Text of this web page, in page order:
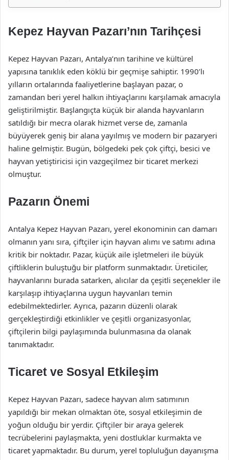
Kepez Hayvan Pazarı’nın Tarihçesi
Kepez Hayvan Pazarı, Antalya’nın tarihine ve kültürel
yapısına tanıklık eden köklü bir geçmişe sahiptir. 1990’lı
yılların ortalarında faaliyetlerine başlayan pazar, o
zamandan beri yerel halkın ihtiyaçlarını karşılamak amacıyla
geliştirilmiştir. Başlangıçta küçük bir alanda hayvanların
satıldığı bir mecra olarak hizmet verse de, zamanla
büyüyerek geniş bir alana yayılmış ve modern bir pazaryeri
haline gelmiştir. Bugün, bölgedeki pek çok çiftçi, besici ve
hayvan yetiştiricisi için vazgeçilmez bir ticaret merkezi
olmuştur.
Pazarın Önemi
Antalya Kepez Hayvan Pazarı, yerel ekonominin can damarı
olmanın yanı sıra, çiftçiler için hayvan alımı ve satımı adına
kritik bir noktadır. Pazar, küçük aile işletmeleri ile büyük
çiftliklerin buluştuğu bir platform sunmaktadır. Üreticiler,
hayvanlarını burada satarken, alıcılar da çeşitli seçenekler ile
karşılaşıp ihtiyaçlarına uygun hayvanları temin
edebilmektedirler. Ayrıca, pazarın düzenli olarak
gerçekleştirdiği etkinlikler ve çeşitli organizasyonlar,
çiftçilerin bilgi paylaşımında bulunmasına da olanak
tanımaktadır.
Ticaret ve Sosyal Etkileşim
Kepez Hayvan Pazarı, sadece hayvan alım satımının
yapıldığı bir mekan olmaktan öte, sosyal etkileşimin de
yoğun olduğu bir yerdir. Çiftçiler bir araya gelerek
tecrübelerini paylaşmakta, yeni dostluklar kurmakta ve
ticaret yapmaktadır. Bu durum, yerel topluluğun dayanışma